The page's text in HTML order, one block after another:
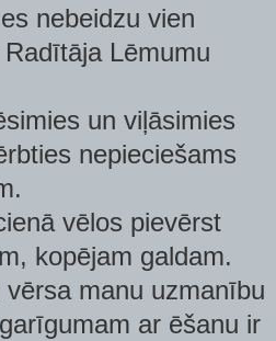
nebeidzu vien
Lēmumu
un viļāsimies
nepieciešams
vēlos pievērst
kopējam galdam.
manu uzmanību
ar ēšanu ir